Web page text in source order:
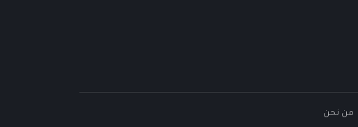
من نحن